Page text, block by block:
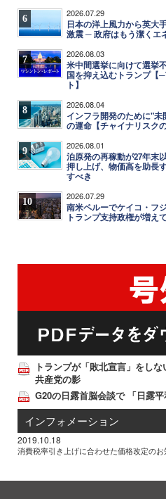
6 2026.07.29
日本の洋上風力から英大
激震 ─ 政府はもう潔くエ
7 2026.08.03
米中間選挙に向けて選挙
国を抑え込むトランプ【
ト】
8 2026.08.04
インフラ開発のために"
の運命【チャイナリスクの
9 2026.08.01
泊原発の再稼動が27年末
押し上げ、物価高を助長
すべき
10 2026.07.29
南米ペルーでケイコ・フ
トランプ支持政権が増え
トランプが「敗北宣言」をし
共産党の影
G20の日露首脳会談で 「日露
インフォメーション
2019.10.18
消費税率引き上げに合わせた価格改定の